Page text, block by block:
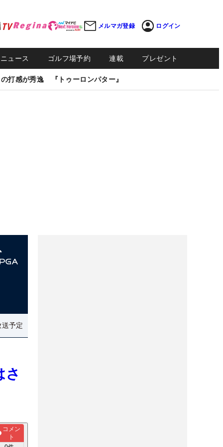
メルマガ登録 ログイン
ュース ゴルフ場予約 連載 プレゼント
打感が秀逸 『トゥーロンパター』
予定
さ
コメン
ト